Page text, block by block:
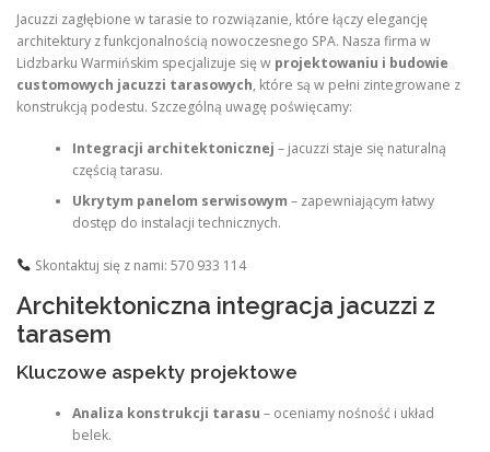
Jacuzzi zagłębione w tarasie to rozwiązanie, które łączy elegancję
architektury z funkcjonalnością nowoczesnego SPA. Nasza firma w
Lidzbarku Warmińskim specjalizuje się w projektowaniu i budowie
customowych jacuzzi tarasowych, które są w pełni zintegrowane z
konstrukcją podestu. Szczególną uwagę poświęcamy:
Integracji architektonicznej – jacuzzi staje się naturalną
częścią tarasu.
Ukrytym panelom serwisowym – zapewniającym łatwy
dostęp do instalacji technicznych.
Skontaktuj się z nami: 570 933 114
Architektoniczna integracja jacuzzi z
tarasem
Kluczowe aspekty projektowe
Analiza konstrukcji tarasu – oceniamy nośność i układ
belek.